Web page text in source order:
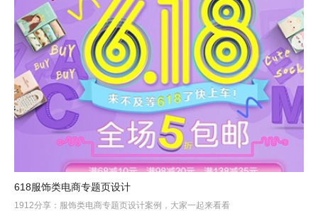
618服饰类电商专题页设计
1912分享：服饰类电商专题页设计案例，大家一起来看看